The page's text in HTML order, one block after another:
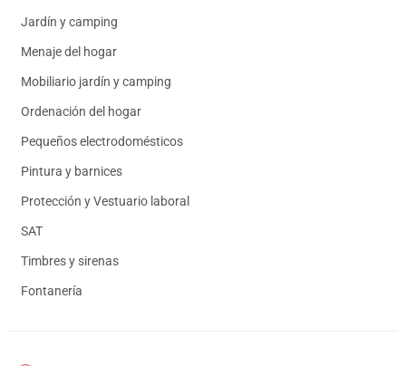
Jardín y camping
Menaje del hogar
Mobiliario jardín y camping
Ordenación del hogar
Pequeños electrodomésticos
Pintura y barnices
Protección y Vestuario laboral
SAT
Timbres y sirenas
Fontanería